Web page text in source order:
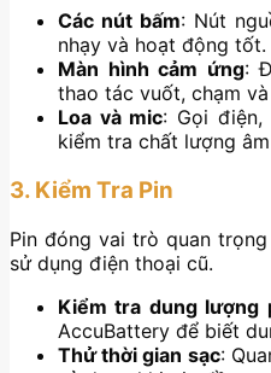
Các nút bấm: Nút
nhạy và hoạt động tốt.
Màn hình cảm ứng:
thao tác vuốt, chạm
Loa và mic: Gọi điện,
kiểm tra chất lượng
3. Kiểm Tra Pin
Pin đóng vai trò quan
sử dụng điện thoại cũ.
Kiểm tra dung lượng
AccuBattery để biết
Thử thời gian sạc: